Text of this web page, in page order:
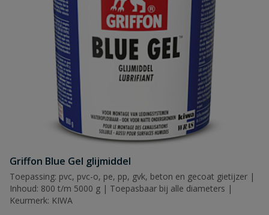
Griffon Blue Gel glijmiddel
Toepassing: pvc, pvc-o, pe, pp, gvk, beton en gecoat gietijzer |
Inhoud: 800 t/m 5000 g | Toepasbaar bij alle diameters |
Keurmerk: KIWA